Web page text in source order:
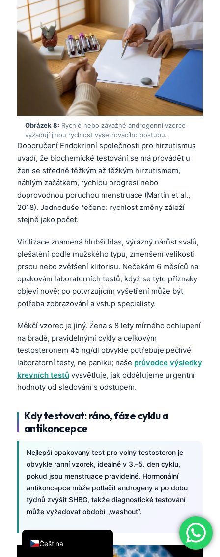
Obrázek 8: Rychlé nebo závažné androgenní vzorce
vyžadují jinou rychlost vyšetřovacího postupu.
Doporučení Endokrinní společnosti pro hirzutismus
uvádí, že biochemické testování se má provádět u
žen se středně těžkým až těžkým hirzutismem,
náhlým začátkem, rychlou progresí nebo
doprovodnou poruchou menstruace (Martin et al.,
2018). Jednoduše řečeno: rychlost změny záleží
stejně jako počet.
Virilizace znamená hlubší hlas, výrazný nárůst svalů,
plešatění podle mužského typu, zmenšení velikosti
prsou nebo zvětšení klitorisu. Nečekám 6 měsíců na
opakování laboratorních testů, když se tyto příznaky
objeví nově; po potvrzujícím vyšetření může být
potřeba zobrazování a vstup specialisty.
Měkčí vzorec je jiný. Žena s 8 lety mírného ochlupení
na bradě, pravidelnými cykly a celkovým
testosteronem 45 ng/dl obvykle potřebuje pečlivé
laboratorní testy, ne paniku; naše průvodce výsledky
krevních testů vysvětluje, jak oddělujeme urgentní
hodnoty od sledování s odstupem.
Kdy testovat: ráno, fáze cyklu a
antikoncepce
Nejlepší opakovaný test pro volný testosteron je
obvykle ranní vzorek, ideálně v 3.–5. den cyklu,
pokud jsou menstruace pravidelné. Hormonální
antikoncepce může potlačit androgeny a po dobu
týdnů zvýšit SHBG, takže diagnostické testování
může vyžadovat období „washout“.
Čeština
Deutsch
العربية
Français
עִבְרִית
Español
Português
Türkçe
Română
简体中文
Dansk
Nederlands
हिन्दी
Bahasa Indonesia
Íslenska
Српски језик
Svenska
Bosanski
Azərbaycan dili
Eesti
ქართული
Русский
Lietuvių kalba
Polski
한국어
Slovenščina
Magyar